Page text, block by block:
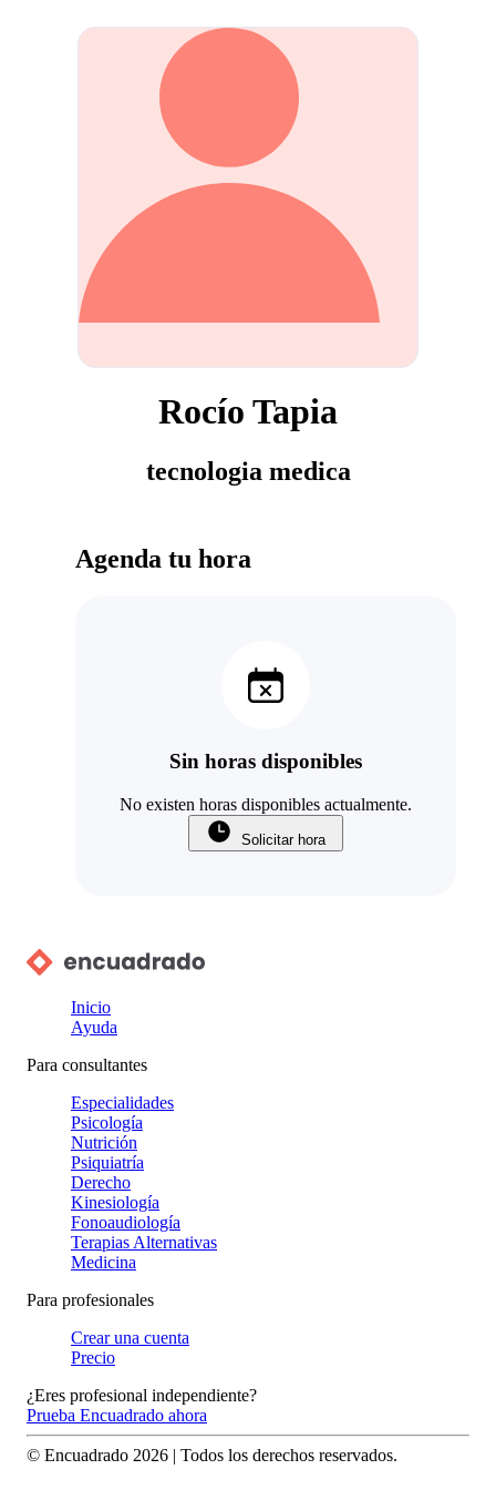
Rocío Tapia
tecnologia medica
Agenda tu hora
Sin horas disponibles
No existen horas disponibles actualmente.
Solicitar hora
Inicio
Ayuda
Para consultantes
Especialidades
Psicología
Nutrición
Psiquiatría
Derecho
Kinesiología
Fonoaudiología
Terapias Alternativas
Medicina
Para profesionales
Crear una cuenta
Precio
¿Eres profesional independiente?
Prueba Encuadrado ahora
© Encuadrado 2026 | Todos los derechos reservados.